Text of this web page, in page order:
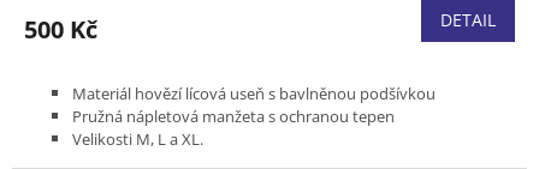
500 Kč DETAIL
Materiál hovězí lícová useň s bavlněnou podšívkou
Pružná nápletová manžeta s ochranou tepen
Velikosti M, L a XL.